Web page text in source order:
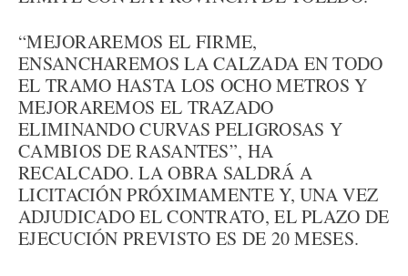
“MEJORAREMOS EL FIRME,
ENSANCHAREMOS LA CALZADA EN TODO
EL TRAMO HASTA LOS OCHO METROS Y
MEJORAREMOS EL TRAZADO
ELIMINANDO CURVAS PELIGROSAS Y
CAMBIOS DE RASANTES”, HA
RECALCADO. LA OBRA SALDRÁ A
LICITACIÓN PRÓXIMAMENTE Y, UNA VEZ
ADJUDICADO EL CONTRATO, EL PLAZO DE
EJECUCIÓN PREVISTO ES DE 20 MESES.